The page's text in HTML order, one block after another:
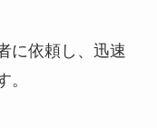
に依頼し、迅速
。